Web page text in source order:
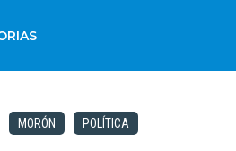
MORÓN POLÍTICA